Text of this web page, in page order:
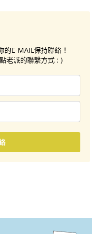
E-MAIL保持聯絡！
老派的聯繫方式 : )